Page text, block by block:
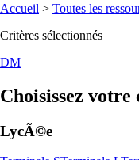
Accueil > Toutes les
Critères sélectionnés
DM
Choisissez votre
LycÃ©e